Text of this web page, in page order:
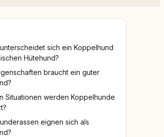
sich ein Koppelhund
Hütehund?
braucht ein guter
Situationen werden Koppelhunde
eignen sich als